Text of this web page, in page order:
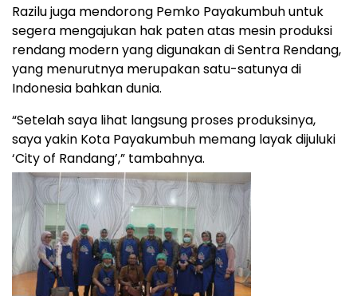
Razilu juga mendorong Pemko Payakumbuh untuk
segera mengajukan hak paten atas mesin produksi
rendang modern yang digunakan di Sentra Rendang,
yang menurutnya merupakan satu-satunya di
Indonesia bahkan dunia.
“Setelah saya lihat langsung proses produksinya,
saya yakin Kota Payakumbuh memang layak dijuluki
‘City of Randang’,” tambahnya.